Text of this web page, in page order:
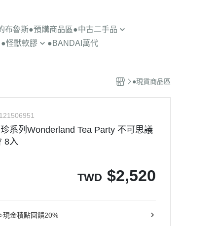
布魯斯●預購商品區●中古二手品
庫柏力克 / KUBRICK
機器人系列
英雄系列
●怪獸軟膠
王
●BANDAI萬代
●現貨商品區
系列Wonderland Tea Party 不可思議
8入
TWD $2,520
金積點回饋20%